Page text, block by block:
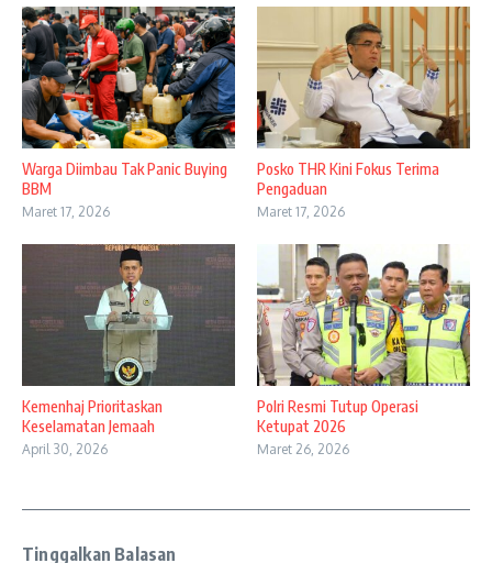
Warga Diimbau Tak Panic Buying
BBM
Maret 17, 2026
Posko THR Kini Fokus Terima
Pengaduan
Maret 17, 2026
Kemenhaj Prioritaskan
Keselamatan Jemaah
April 30, 2026
Polri Resmi Tutup Operasi
Ketupat 2026
Maret 26, 2026
Tinggalkan Balasan